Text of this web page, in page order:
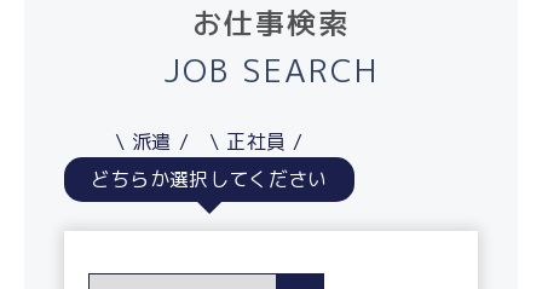
お仕事検索
JOB SEARCH
派遣
正社員
どちらか選択してください